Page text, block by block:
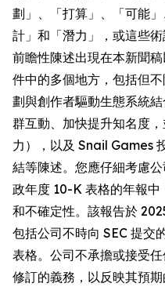
劃」、「打算」、「可能
計」和「潛力」，或這些
前瞻性陳述出現在本新聞
件中的多個地方，包括但
劃與創作者驅動生態系統
群互動、加快提升知名度
力），以及 Snail Games
結等陳述。您應仔細考慮
政年度 10-K 表格的年報
和不確定性。該報告於
包括公司不時向 SEC 提交
表格。公司不承擔或接受
修訂的義務，以反映其預